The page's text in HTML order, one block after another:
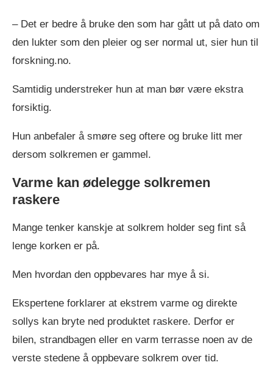
– Det er bedre å bruke den som har gått ut på dato om
den lukter som den pleier og ser normal ut, sier hun til
forskning.no.
Samtidig understreker hun at man bør være ekstra
forsiktig.
Hun anbefaler å smøre seg oftere og bruke litt mer
dersom solkremen er gammel.
Varme kan ødelegge solkremen
raskere
Mange tenker kanskje at solkrem holder seg fint så
lenge korken er på.
Men hvordan den oppbevares har mye å si.
Ekspertene forklarer at ekstrem varme og direkte
sollys kan bryte ned produktet raskere. Derfor er
bilen, strandbagen eller en varm terrasse noen av de
verste stedene å oppbevare solkrem over tid.